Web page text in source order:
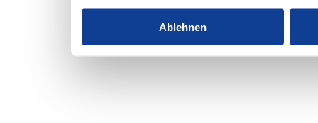
Ablehnen